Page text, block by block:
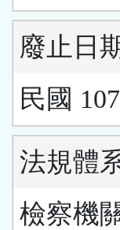
廢止日
民國
法規體
檢察機